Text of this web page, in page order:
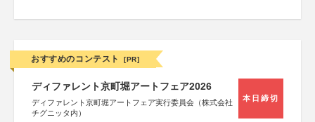
おすすめのコンテスト [PR]
ディファレント京町堀アートフェア2026
ディファレント京町堀アートフェア実行委員会（株式会社
チグニッタ内）
本日締切